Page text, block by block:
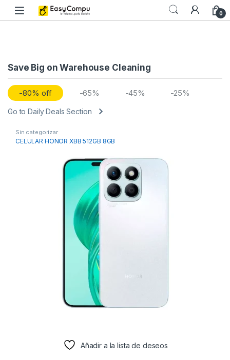
Skip to navigation
Skip to content
0
Save Big on Warehouse Cleaning
-80% off -65% -45% -25%
Go to Daily Deals Section
Sin categorizar
CELULAR HONOR XBB 512GB 8GB
Añadir a la lista de deseos